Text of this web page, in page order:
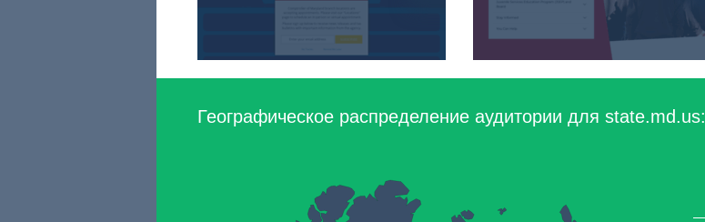
Географическое распределение аудитории для state.md.us: